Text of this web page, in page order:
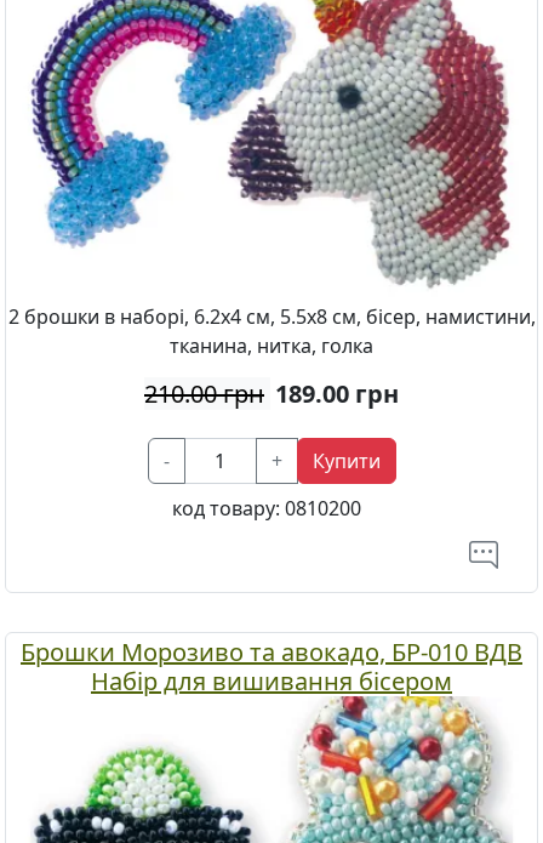
2 брошки в наборі, 6.2х4 см, 5.5х8 см, бісер, намистини,
тканина, нитка, голка
210.00 грн 189.00 грн
- +
Купити
код товару: 0810200
Брошки Морозиво та авокадо, БР-010 ВДВ
Набір для вишивання бісером